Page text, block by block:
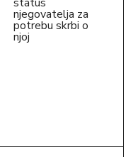
njegovatelja za
potrebu skrbi o
njoj